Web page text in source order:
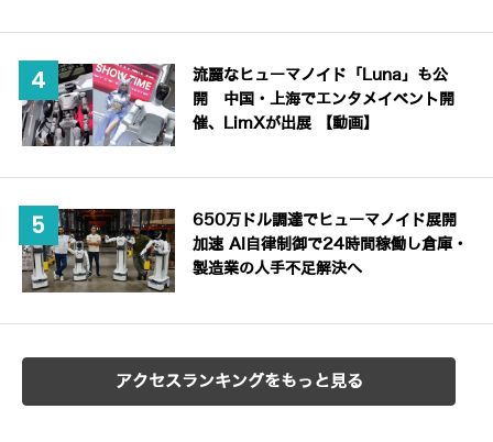
流麗なヒューマノイド「Luna」も公
開 中国・上海でエンタメイベント開
催、LimXが出展 【動画】
650万ドル調達でヒューマノイド展開
加速 AI自律制御で24時間稼働し倉庫・
製造業の人手不足解決へ
アクセスランキングをもっと見る